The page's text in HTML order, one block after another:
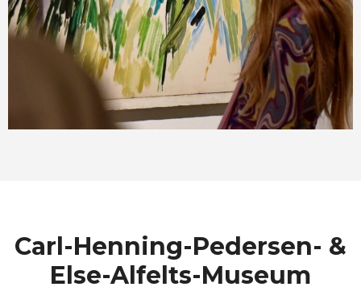
Carl-Henning-Pedersen- &
Else-Alfelts-Museum